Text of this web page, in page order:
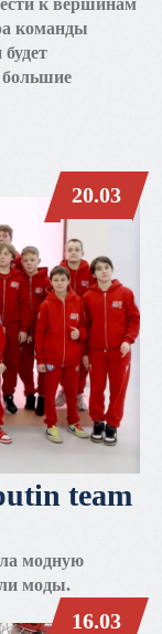
к вершинам
команды
большие
20.03
team
модную
моды.
16.03